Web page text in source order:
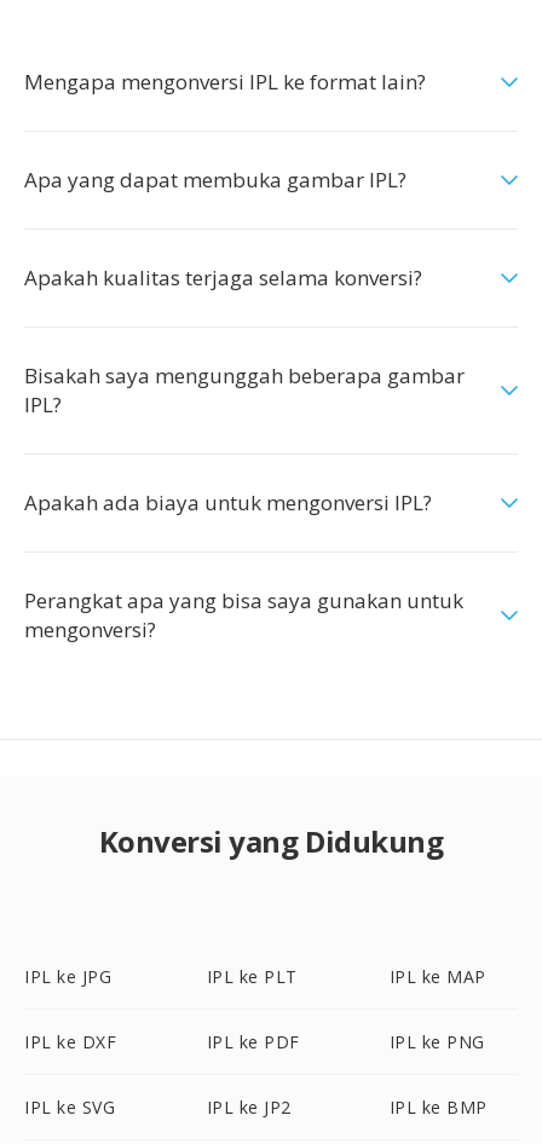
Mengapa mengonversi IPL ke format lain?
Apa yang dapat membuka gambar IPL?
Apakah kualitas terjaga selama konversi?
Bisakah saya mengunggah beberapa gambar
IPL?
Apakah ada biaya untuk mengonversi IPL?
Perangkat apa yang bisa saya gunakan untuk
mengonversi?
Konversi yang Didukung
IPL ke JPG IPL ke PLT IPL ke MAP
IPL ke DXF IPL ke PDF IPL ke PNG
IPL ke SVG IPL ke JP2 IPL ke BMP